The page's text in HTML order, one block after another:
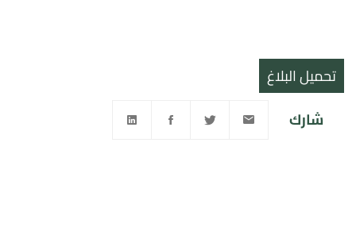
تحميل البلاغ
شارك